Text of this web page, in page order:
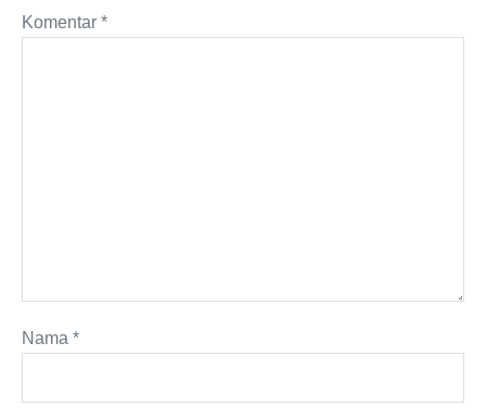
Komentar *
Nama *